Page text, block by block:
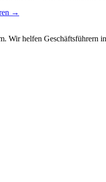
→
Wir helfen Geschäftsführern